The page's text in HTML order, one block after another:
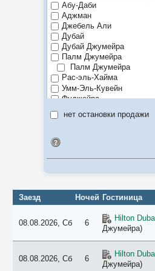
Абу-Даби
Аджман
Джебель Али
Дубай
Дубай Джумейра
Палм Джумейра
Палм Джумейра
Рас-эль-Хайма
Умм-Эль-Кувейн
Фуджейра
нет остановки продажи
Заезд Ночей Гостиница
08.08.2026, Сб 6
Hilton
Джумейра)
08.08.2026, Сб 6
Hilton
Джумейра)